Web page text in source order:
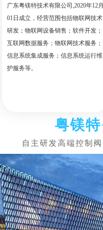
广东粤镁特技术有限公司,2020年12月
01日成立，经营范围包括物联网技术
研发；物联网设备销售；软件开发；
互联网数据服务；物联网技术服务；
信息系统集成服务；信息系统运行维
护服务等。